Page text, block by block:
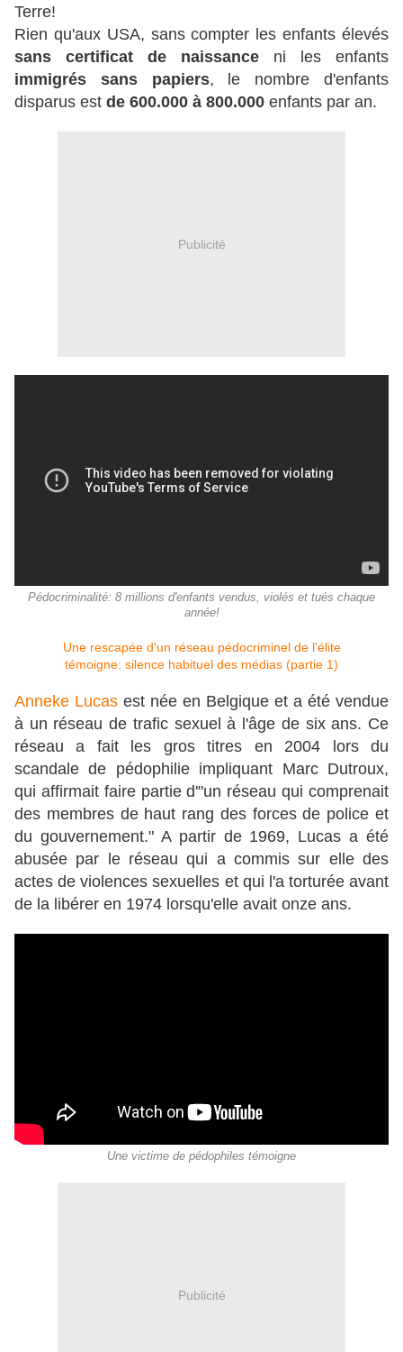
Terre!
Rien qu'aux USA, sans compter les enfants élevés
sans certificat de naissance ni les enfants
immigrés sans papiers, le nombre d'enfants
disparus est de 600.000 à 800.000 enfants par an.
Publicité
Pédocriminalité: 8 millions d'enfants vendus, violés et tués chaque
année!
Une rescapée d'un réseau pédocriminel de l'élite
témoigne: silence habituel des médias (partie 1)
Anneke Lucas est née en Belgique et a été vendue
à un réseau de trafic sexuel à l'âge de six ans. Ce
réseau a fait les gros titres en 2004 lors du
scandale de pédophilie impliquant Marc Dutroux,
qui affirmait faire partie d'"un réseau qui comprenait
des membres de haut rang des forces de police et
du gouvernement." A partir de 1969, Lucas a été
abusée par le réseau qui a commis sur elle des
actes de violences sexuelles et qui l'a torturée avant
de la libérer en 1974 lorsqu'elle avait onze ans.
Une victime de pédophiles témoigne
Publicité